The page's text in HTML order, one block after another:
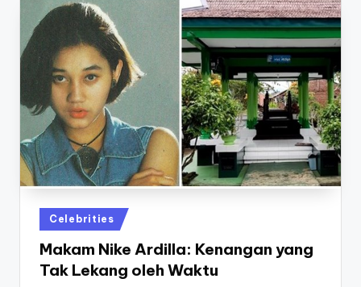
Posted
in
Celebrities
Makam Nike Ardilla: Kenangan yang
Tak Lekang oleh Waktu